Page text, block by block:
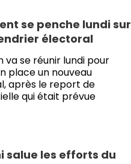
se penche lundi sur
électoral
va se réunir lundi pour
place un nouveau
après le report de
qui était prévue
salue les efforts du